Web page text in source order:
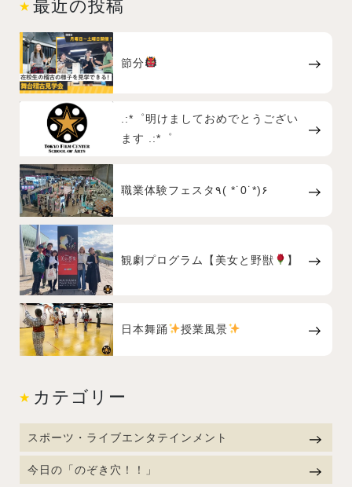
最近の投稿
節分
.:*゜明けましておめでとうござい
ます .:*゜
職業体験フェスタ٩( *˙0˙*)۶
観劇プログラム【美女と野獣 】
日本舞踊 授業風景
カテゴリー
スポーツ・ライブエンタテインメント
今日の「のぞき穴！！」